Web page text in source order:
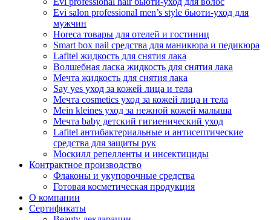
Evi salon professional men’s style бьюти-уход для
мужчин
Horeca товары для отелей и гостиниц
Smart box nail средства для маникюра и педикюра
Lafitel жидкость для снятия лака
Волшебная ласка жидкость для снятия лака
Мечта жидкость для снятия лака
Say yes уход за кожей лица и тела
Мечта cosmetics уход за кожей лица и тела
Mein kleines уход за нежной кожей малыша
Мечта baby детский гигиенический уход
Lafitel антибактериальные и антисептические
средства для защиты рук
Москилл репелленты и инсектициды
Контрактное производство
Флаконы и укупорочные средства
Готовая косметическая продукция
О компании
Сертификаты